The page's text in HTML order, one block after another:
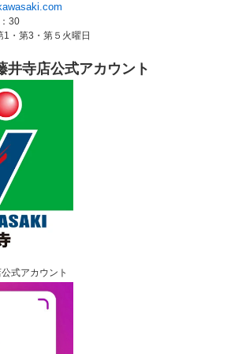
30
・第3・第５火曜日
寺店公式アカウント
式アカウント